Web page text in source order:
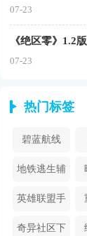
07-23
《绝区零》1.2
07-23
热门标签
碧蓝航线
地铁逃生辅
助器
英雄联盟手
游
奇异社区下